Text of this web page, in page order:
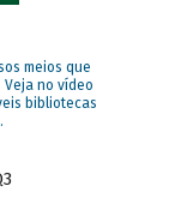
meios que
Veja no vídeo
bibliotecas